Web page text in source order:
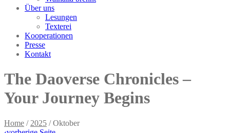
Über uns
Lesungen
Texterei
Kooperationen
Presse
Kontakt
The Daoverse Chronicles –
Your Journey Begins
Home / 2025 / Oktober